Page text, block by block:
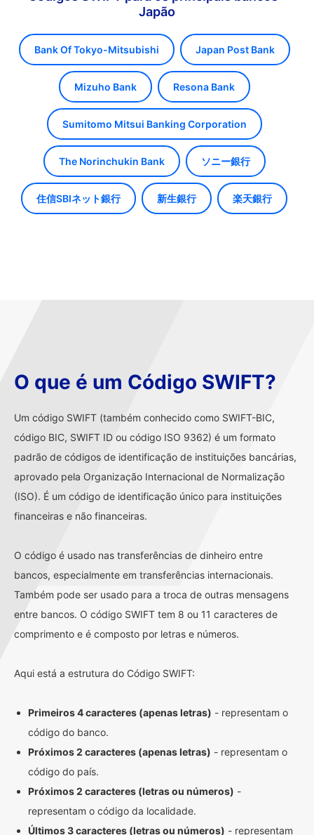
Japão
Bank Of Tokyo-Mitsubishi Japan Post Bank
Mizuho Bank Resona Bank
Sumitomo Mitsui Banking Corporation
The Norinchukin Bank ソニー銀行
住信SBIネット銀行 新生銀行 楽天銀行
O que é um Código SWIFT?
Um código SWIFT (também conhecido como SWIFT-BIC,
código BIC, SWIFT ID ou código ISO 9362) é um formato
padrão de códigos de identificação de instituições bancárias,
aprovado pela Organização Internacional de Normalização
(ISO). É um código de identificação único para instituições
financeiras e não financeiras.
O código é usado nas transferências de dinheiro entre
bancos, especialmente em transferências internacionais.
Também pode ser usado para a troca de outras mensagens
entre bancos. O código SWIFT tem 8 ou 11 caracteres de
comprimento e é composto por letras e números.
Aqui está a estrutura do Código SWIFT:
Primeiros 4 caracteres (apenas letras) - representam o
código do banco.
Próximos 2 caracteres (apenas letras) - representam o
código do país.
Próximos 2 caracteres (letras ou números) -
representam o código da localidade.
Últimos 3 caracteres (letras ou números) - representam